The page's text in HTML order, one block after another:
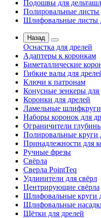
Подошвы для
Полировальные
Шлифовальные листы
Назад
Оснастка для дрелей
Адаптеры к коронкам
Биметаллические
Гибкие валы для
Ключи к патронам
Конусные зенкеры для
Коронки для дрелей
Ламельные шлифкруги
Наборы коронок для
Ограничители
Полировальные круги
Принадлежности для
Ручные фрезы
Свёрла
Сверла PointTeq
Удлинители для свёрл
Центрирующие свёрла
Шлифовальные круги
Шлифовальные
Щётки для дрелей